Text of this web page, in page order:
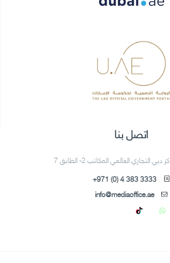
اتصل بنا
التجاري العالمي المكاتب 2- الطابق 7
+971 (0) 4 383 3333
info@mediaoffice.ae